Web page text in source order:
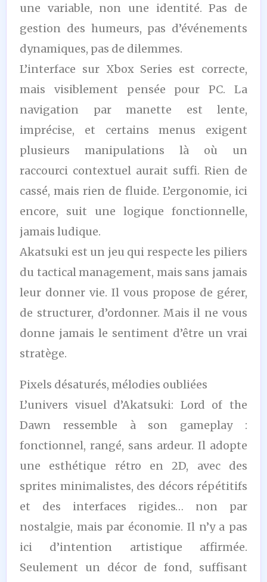
une variable, non une identité. Pas de
gestion des humeurs, pas d’événements
dynamiques, pas de dilemmes.
L’interface sur Xbox Series est correcte,
mais visiblement pensée pour PC. La
navigation par manette est lente,
imprécise, et certains menus exigent
plusieurs manipulations là où un
raccourci contextuel aurait suffi. Rien de
cassé, mais rien de fluide. L’ergonomie, ici
encore, suit une logique fonctionnelle,
jamais ludique.
Akatsuki est un jeu qui respecte les piliers
du tactical management, mais sans jamais
leur donner vie. Il vous propose de gérer,
de structurer, d’ordonner. Mais il ne vous
donne jamais le sentiment d’être un vrai
stratège.
Pixels désaturés, mélodies oubliées
L’univers visuel d’Akatsuki: Lord of the
Dawn ressemble à son gameplay :
fonctionnel, rangé, sans ardeur. Il adopte
une esthétique rétro en 2D, avec des
sprites minimalistes, des décors répétitifs
et des interfaces rigides… non par
nostalgie, mais par économie. Il n’y a pas
ici d’intention artistique affirmée.
Seulement un décor de fond, suffisant